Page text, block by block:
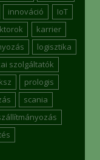
innováció
IoT
karrier
logisztika
szolgáltatók
prologis
scania